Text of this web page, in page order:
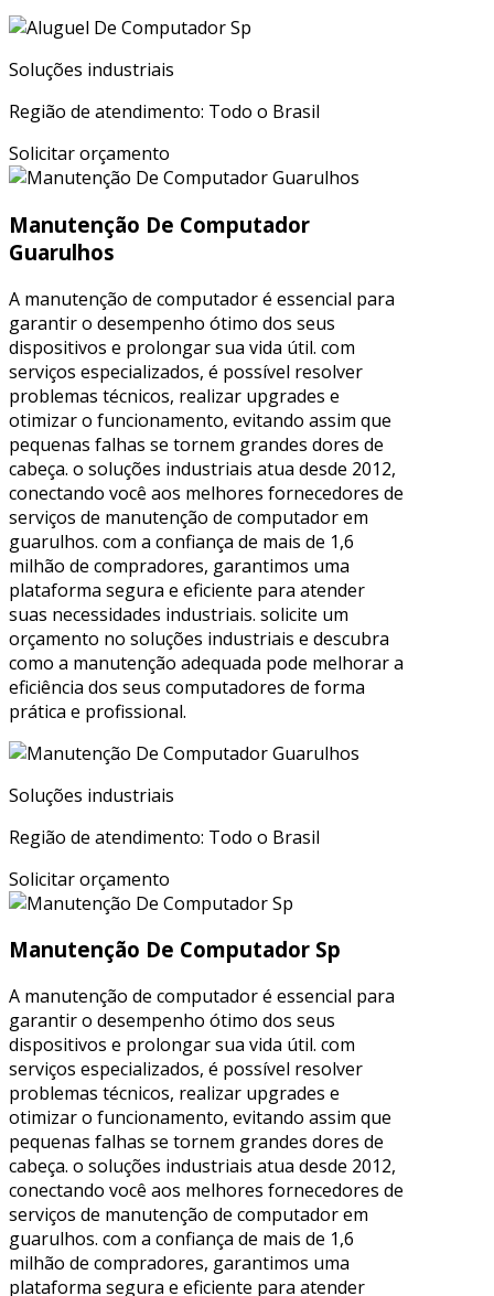
Soluções industriais
Região de atendimento: Todo o Brasil
Solicitar orçamento
Manutenção De Computador
Guarulhos
A manutenção de computador é essencial para
garantir o desempenho ótimo dos seus
dispositivos e prolongar sua vida útil. com
serviços especializados, é possível resolver
problemas técnicos, realizar upgrades e
otimizar o funcionamento, evitando assim que
pequenas falhas se tornem grandes dores de
cabeça. o soluções industriais atua desde 2012,
conectando você aos melhores fornecedores de
serviços de manutenção de computador em
guarulhos. com a confiança de mais de 1,6
milhão de compradores, garantimos uma
plataforma segura e eficiente para atender
suas necessidades industriais. solicite um
orçamento no soluções industriais e descubra
como a manutenção adequada pode melhorar a
eficiência dos seus computadores de forma
prática e profissional.
Soluções industriais
Região de atendimento: Todo o Brasil
Solicitar orçamento
Manutenção De Computador Sp
A manutenção de computador é essencial para
garantir o desempenho ótimo dos seus
dispositivos e prolongar sua vida útil. com
serviços especializados, é possível resolver
problemas técnicos, realizar upgrades e
otimizar o funcionamento, evitando assim que
pequenas falhas se tornem grandes dores de
cabeça. o soluções industriais atua desde 2012,
conectando você aos melhores fornecedores de
serviços de manutenção de computador em
guarulhos. com a confiança de mais de 1,6
milhão de compradores, garantimos uma
plataforma segura e eficiente para atender